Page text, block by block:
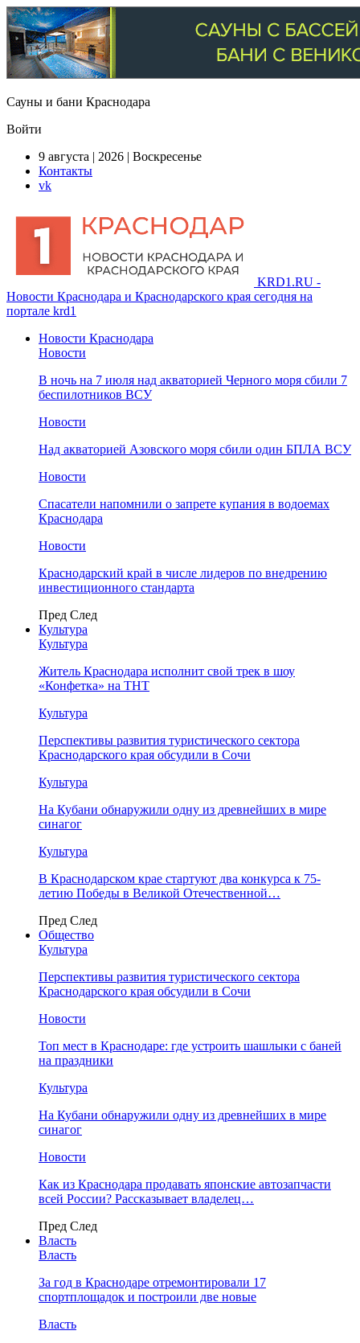
Сауны и бани Краснодара
Войти
9 августа | 2026 | Воскресенье
Контакты
vk
KRD1.RU -
Новости Краснодара и Краснодарского края сегодня на
портале krd1
Новости Краснодара
Новости
В ночь на 7 июля над акваторией Черного моря сбили 7
беспилотников ВСУ
Новости
Над акваторией Азовского моря сбили один БПЛА ВСУ
Новости
Спасатели напомнили о запрете купания в водоемах
Краснодара
Новости
Краснодарский край в числе лидеров по внедрению
инвестиционного стандарта
Пред След
Культура
Культура
Житель Краснодара исполнит свой трек в шоу
«Конфетка» на ТНТ
Культура
Перспективы развития туристического сектора
Краснодарского края обсудили в Сочи
Культура
На Кубани обнаружили одну из древнейших в мире
синагог
Культура
В Краснодарском крае стартуют два конкурса к 75-
летию Победы в Великой Отечественной…
Пред След
Общество
Культура
Перспективы развития туристического сектора
Краснодарского края обсудили в Сочи
Новости
Топ мест в Краснодаре: где устроить шашлыки с баней
на праздники
Культура
На Кубани обнаружили одну из древнейших в мире
синагог
Новости
Как из Краснодара продавать японские автозапчасти
всей России? Рассказывает владелец…
Пред След
Власть
Власть
За год в Краснодаре отремонтировали 17
спортплощадок и построили две новые
Власть